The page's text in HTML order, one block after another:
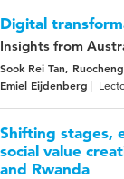
Digital
Insights from
Sook Rei Tan,
Emiel Eijdenberg
Shifting stages,
social value
and Rwanda